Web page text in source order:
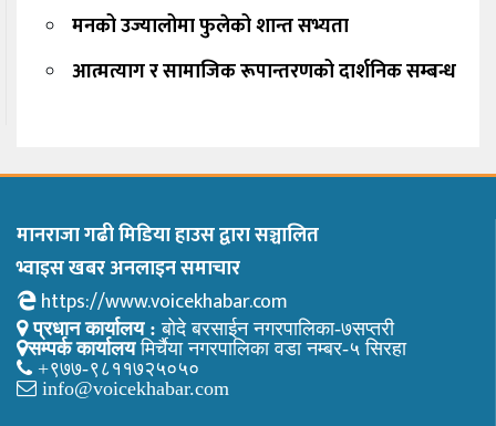
मनको उज्यालोमा फुलेको शान्त सभ्यता
आत्मत्याग र सामाजिक रूपान्तरणको दार्शनिक सम्बन्ध
मानराजा गढी मिडिया हाउस द्वारा सञ्चालित
भ्वाइस खबर अनलाइन समाचार
https://www.voicekhabar.com
प्रधान कार्यालय : बोदे बरसाईन नगरपालिका-७सप्तरी
सम्पर्क कार्यालयमिर्चैया नगरपालिका वडा नम्बर-५ सिरहा
+९७७-९८११७२५०५०
info@voicekhabar.com